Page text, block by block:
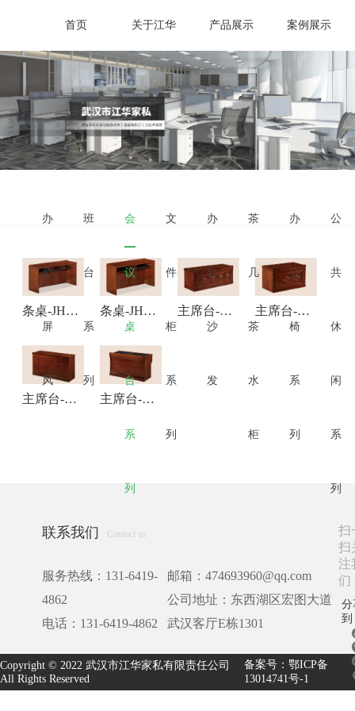
首页 关于江华 产品展示 案例展示
办
公
屏
风
班
台
系
列
会
议
桌
台
系
列
文
件
柜
系
列
办
公
沙
发
茶
几
茶
水
柜
办
公
椅
系
列
公
共
休
闲
系
列
条桌-JHTZ006 条桌-JHTZ005 主席台-条桌-JHTZ004 主席台-条桌-JHTZ003
主席台-条桌-JHTZ002 主席台-条桌-JHTZ001
联系我们 Contact us
服务热线：131-6419-
4862
电话：131-6419-4862
邮箱：474693960@qq.com
公司地址：东西湖区宏图大道
武汉客厅E栋1301
扫
扫
注
们
分
到
Copyright © 2022 武汉市江华家私有限责任公司
All Rights Reserved
备案号：鄂ICP备
13014741号-1